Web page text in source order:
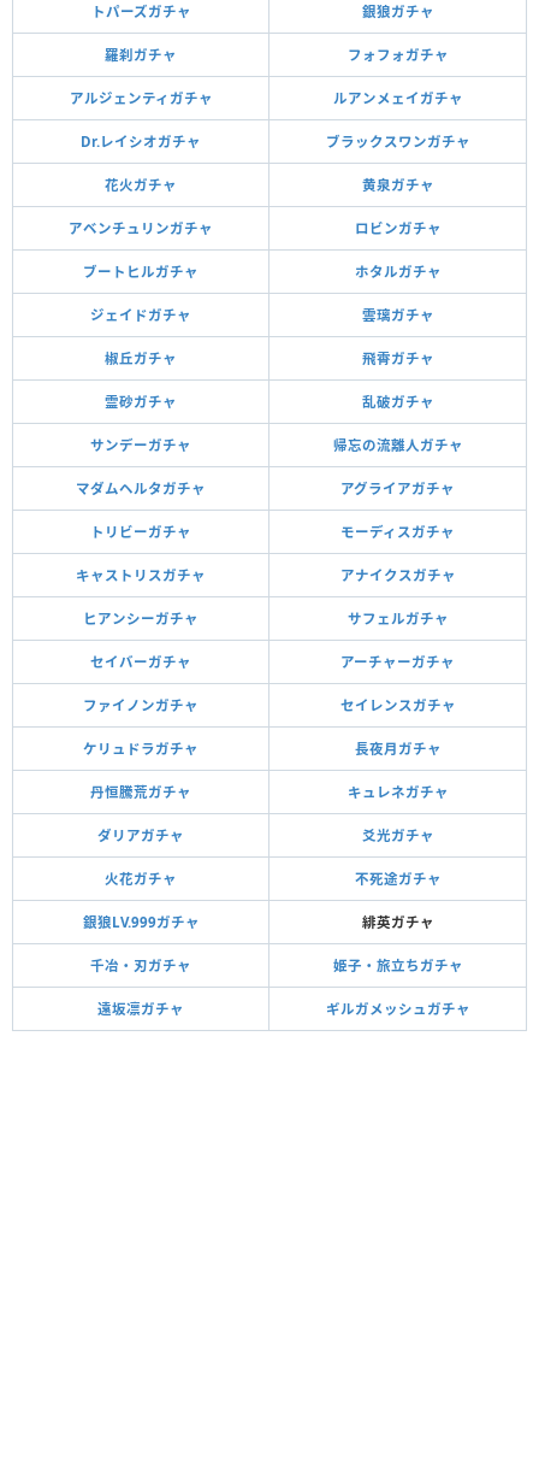
トパーズガチャ 銀狼ガチャ
羅刹ガチャ フォフォガチャ
アルジェンティガチャ ルアンメェイガチャ
Dr.レイシオガチャ ブラックスワンガチャ
花火ガチャ 黄泉ガチャ
アベンチュリンガチャ ロビンガチャ
ブートヒルガチャ ホタルガチャ
ジェイドガチャ 雲璃ガチャ
椒丘ガチャ 飛霄ガチャ
霊砂ガチャ 乱破ガチャ
サンデーガチャ 帰忘の流離人ガチャ
マダムヘルタガチャ アグライアガチャ
トリビーガチャ モーディスガチャ
キャストリスガチャ アナイクスガチャ
ヒアンシーガチャ サフェルガチャ
セイバーガチャ アーチャーガチャ
ファイノンガチャ セイレンスガチャ
ケリュドラガチャ 長夜月ガチャ
丹恒騰荒ガチャ キュレネガチャ
ダリアガチャ 爻光ガチャ
火花ガチャ 不死途ガチャ
銀狼LV.999ガチャ 緋英ガチャ
千冶・刃ガチャ 姫子・旅立ちガチャ
遠坂凛ガチャ ギルガメッシュガチャ